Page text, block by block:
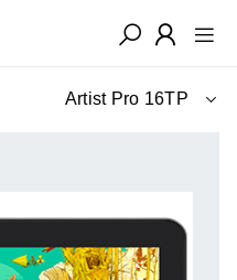
Artist Pro 16TP